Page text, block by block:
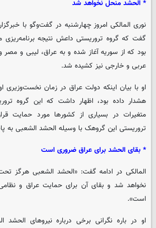
* الحشد منحل نخواهد شد
نوری المالکی امروز چهارشنبه در گفت‌وگو با
گفت که گروه تروریستی داعش نتیجه برنامه‌ریزی
بود که از سوریه آغاز شده و به عراق، لیبی و
عربی و خارجی نیز کشیده شد.
او با بیان اینکه دولت عراق در زمان نخست‌وزیری
هشدار داده بود، اظهار داشت که این گروه
متغیرات در بسیاری از کشورها مورد حمایت
تروریستی این گروهک با وسیله الحشد الشعبی به
* بقای الحشد برای عراق ضروری است
المالکی در ادامه گفت: «الحشد الشعبی هرگز
نخواهد شد و بقای آن برای حمایت عراق و
است».
او در باره نگرانی برخی درباره نیروهای